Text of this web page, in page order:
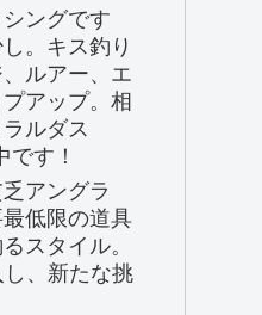
ングです
。キス釣り
ルアー、エ
アップ。相
ルダス
す！
アングラ
低限の道具
スタイル。
、新たな挑